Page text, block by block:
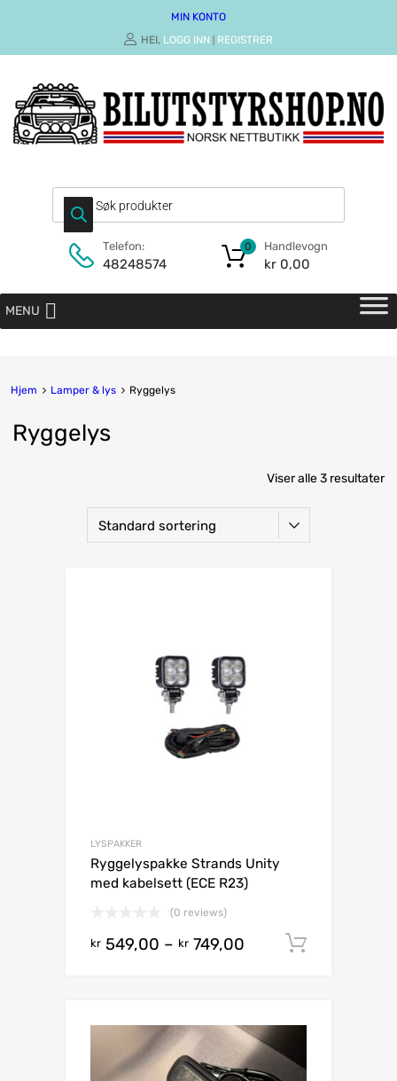
MIN KONTO
HEI, LOGG INN REGISTRER
Telefon:
48248574
Handlevogn
kr 0,00
0
MENU
Hjem Lamper & lys Ryggelys
Ryggelys
Viser alle 3 resultater
LYSPAKKER
Ryggelyspakke Strands Unity
med kabelsett (ECE R23)
(0 reviews)
kr 549,00 – kr 749,00